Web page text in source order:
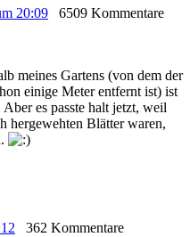
20:09
6509 Kommentare
meines Gartens (von dem der
einige Meter entfernt ist) ist
es passte halt jetzt, weil
hergewehten Blätter waren,
362 Kommentare